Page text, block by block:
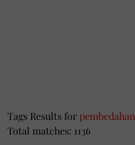
Tags Results for pembedahan
Total matches: 1136